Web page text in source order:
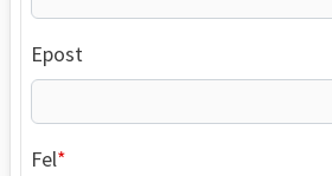
Epost
Fel